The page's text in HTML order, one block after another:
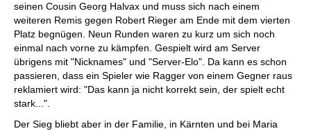
seinen Cousin Georg Halvax und muss sich nach einem
weiteren Remis gegen Robert Rieger am Ende mit dem vierten
Platz begnügen. Neun Runden waren zu kurz um sich noch
einmal nach vorne zu kämpfen. Gespielt wird am Server
übrigens mit "Nicknames" und "Server-Elo". Da kann es schon
passieren, dass ein Spieler wie Ragger von einem Gegner raus
reklamiert wird: "Das kann ja nicht korrekt sein, der spielt echt
stark...".
Der Sieg bliebt aber in der Familie, in Kärnten und bei Maria